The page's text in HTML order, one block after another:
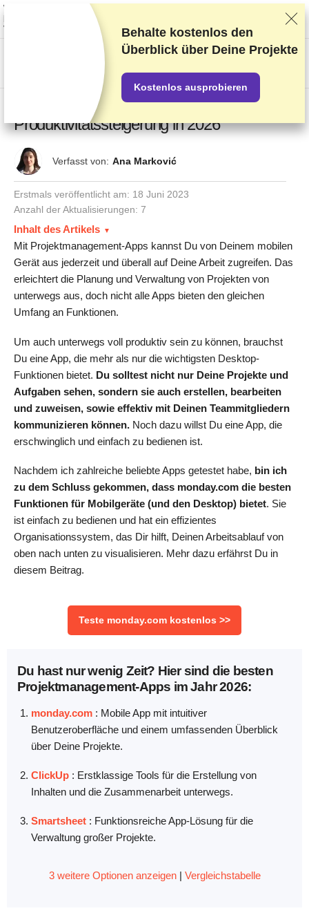
Wir bewerten die Anbieter auf Grundlage strenger Tests und Bewertungen,
berücksichtigen aber auch Dein Feedback und unsere geschäftlichen
Vereinbarungen mit den Anbietern.Diese Seite enthält Affiliate-Links
6 Projektmanagement-Apps zur
Produktivitätssteigerung in 2026
Verfasst von: Ana Marković
Erstmals veröffentlicht am: 18 Juni 2023
Anzahl der Aktualisierungen: 7
Inhalt des Artikels
Mit Projektmanagement-Apps kannst Du von Deinem mobilen
Gerät aus jederzeit und überall auf Deine Arbeit zugreifen. Das
erleichtert die Planung und Verwaltung von Projekten von
unterwegs aus, doch nicht alle Apps bieten den gleichen
Umfang an Funktionen.
Um auch unterwegs voll produktiv sein zu können, brauchst
Du eine App, die mehr als nur die wichtigsten Desktop-
Funktionen bietet. Du solltest nicht nur Deine Projekte und
Aufgaben sehen, sondern sie auch erstellen, bearbeiten
und zuweisen, sowie effektiv mit Deinen Teammitgliedern
kommunizieren können. Noch dazu willst Du eine App, die
erschwinglich und einfach zu bedienen ist.
Nachdem ich zahlreiche beliebte Apps getestet habe, bin ich
zu dem Schluss gekommen, dass monday.com die besten
Funktionen für Mobilgeräte (und den Desktop) bietet. Sie
ist einfach zu bedienen und hat ein effizientes
Organisationssystem, das Dir hilft, Deinen Arbeitsablauf von
oben nach unten zu visualisieren. Mehr dazu erfährst Du in
diesem Beitrag.
Teste monday.com kostenlos >>
Du hast nur wenig Zeit? Hier sind die besten
Projektmanagement-Apps im Jahr 2026:
monday.com : Mobile App mit intuitiver
Benutzeroberfläche und einem umfassenden Überblick
über Deine Projekte.
ClickUp : Erstklassige Tools für die Erstellung von
Inhalten und die Zusammenarbeit unterwegs.
Smartsheet : Funktionsreiche App-Lösung für die
Verwaltung großer Projekte.
3 weitere Optionen anzeigen| Vergleichstabelle
Behalte kostenlos den
Überblick über Deine Projekte
Kostenlos ausprobieren